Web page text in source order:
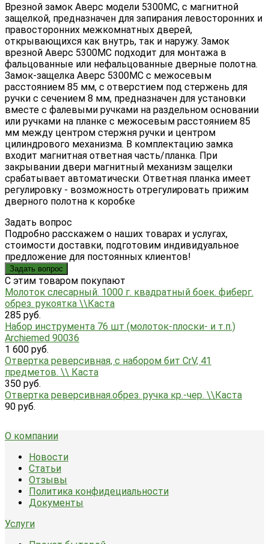
Врезной замок Аверс модели 5300МС, с магнитной
защелкой, предназначен для запирания левосторонних и
правосторонних межкомнатных дверей,
открывающихся как внутрь, так и наружу. Замок
врезной Аверс 5300МС подходит для монтажа в
фальцованные или нефальцованные дверные полотна.
Замок-защелка Аверс 5300МС с межосевым
расстоянием 85 мм, с отверстием под стержень для
ручки с сечением 8 мм, предназначен для установки
вместе с фалевыми ручками на раздельном основании
или ручками на планке с межосевым расстоянием 85
мм между центром стержня ручки и центром
цилиндрового механизма. В комплектацию замка
входит магнитная ответная часть/планка. При
закрывании двери магнитный механизм защелки
срабатывает автоматически. Ответная планка имеет
регулировку - возможность отрегулировать прижим
дверного полотна к коробке
Задать вопрос
Подробно расскажем о наших товарах и услугах,
стоимости доставки, подготовим индивидуальное
предложение для постоянных клиентов!
Задать вопрос
C этим товаром покупают
Молоток слесарный. 1000 г. квадратный боек. фиберг.
обрез. рукоятка \\Каста
285 руб.
Набор инструмента 76 шт (молоток-плоски- и т.п.)
Archiemed 90036
1 600 руб.
Отвертка реверсивная, с набором бит CrV, 41
предметов. \\ Каста
350 руб.
Отвертка реверсивная.обрез. ручка кр.-чер. \\Каста
90 руб.
О компании
Новости
Статьи
Отзывы
Политика конфидециальности
Документы
Услуги